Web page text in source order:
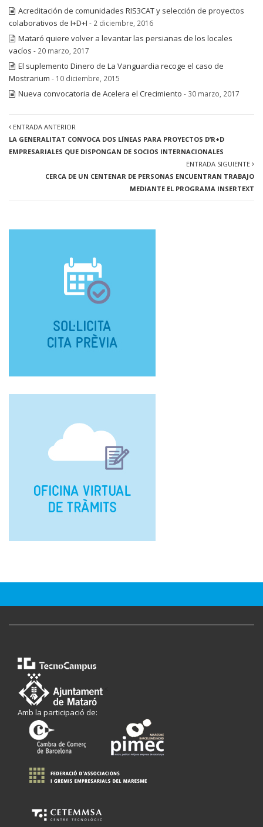
Acreditación de comunidades RIS3CAT y selección de proyectos
colaborativos de I+D+I - 2 diciembre, 2016
Mataró quiere volver a levantar las persianas de los locales
vacíos - 20 marzo, 2017
El suplemento Dinero de La Vanguardia recoge el caso de
Mostrarium - 10 diciembre, 2015
Nueva convocatoria de Acelera el Crecimiento - 30 marzo, 2017
ENTRADA ANTERIOR
LA GENERALITAT CONVOCA DOS LÍNEAS PARA PROYECTOS D’R+D
EMPRESARIALES QUE DISPONGAN DE SOCIOS INTERNACIONALES
ENTRADA SIGUIENTE
CERCA DE UN CENTENAR DE PERSONAS ENCUENTRAN TRABAJO
MEDIANTE EL PROGRAMA INSERTEXT
Amb la participació de: